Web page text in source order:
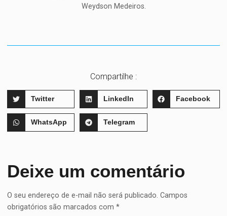
Weydson Medeiros.
Compartilhe :
Twitter LinkedIn Facebook
WhatsApp Telegram
Deixe um comentário
O seu endereço de e-mail não será publicado. Campos
obrigatórios são marcados com*